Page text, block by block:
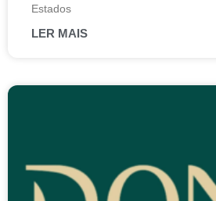
Estados
LER MAIS